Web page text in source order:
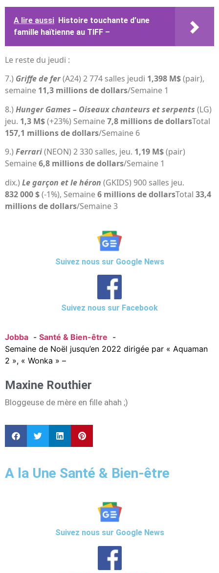
A lire aussi Histoire touchante d’une
famille haïtienne au TIFF –
Le reste du jeudi :
7.) Griffe de fer(A24) 2 774 salles jeudi 1,398 M$(pair),
semaine 11,3 millions de dollars/Semaine 1
8.) Hunger Games – Oiseaux chanteurs et serpents (LG)
jeu. 1,3 M$(+23%) Semaine7,8 millions de dollarsTotal
157,1 millions de dollars/Semaine 6
9.) Ferrari(NEON) 2 330 salles, jeu. 1,19 M$(pair)
Semaine6,8 millions de dollars/Semaine 1
dix.) Le garçon et le héron (GKIDS) 900 salles jeu.
832 000 $(-1%), Semaine6 millions de dollarsTotal 33,4
millions de dollars/Semaine 3
Suivez nous sur Google News
Suivez nous sur Facebook
Jobba
Santé & Bien-être
Semaine de Noël jusqu’en 2022 dirigée par « Aquaman
2 », « Wonka » –
Maxine Routhier
Bloggeuse de mère en fille ahah ;)
A la Une Santé & Bien-être
Suivez nous sur Google News